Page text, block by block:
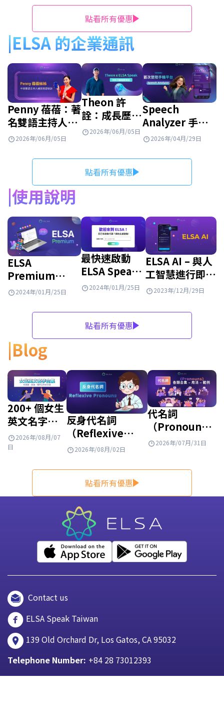
50%！
點看所有優惠
ELSA 的企業通訊
Penny 蓓蓓：著
名雙語主持人攜
手 ELSA Speak
2026年/06月/05日
Theon 許
詮：成長歷程
與 ELSA
2026年/06月/05日
Speech
Analyzer 手機
版正式上線！快
功能！
2026年/04月/29日
點看所有優惠
使用說明
ELSA
Premium
2026 最新版本
2024年/01月/25日
最快速啟動
ELSA Speak
帳戶的方法
2024年/01月/25日
ELSA AI – 與人
工智慧進行即時
英語對話
2023年/12月/29日
點看所有優惠
Blog
200+ 個女生
英文名字：
有意義、有
質感、特殊
2026年/08月/07
日
反身代名詞
（Reflexive
Pronouns）是什
法、位置、表格與
練習題
2026年/08月/02日
代名詞
（Pronouns）
是什麼？英文
用法與例句整
2026年/07月/31日
點看所有優惠
Contact us
ELSA Speak Taiwan
139 Old Orchard Dr, Los Gatos, CA 95032
Telephone Number: +84 28 73012393